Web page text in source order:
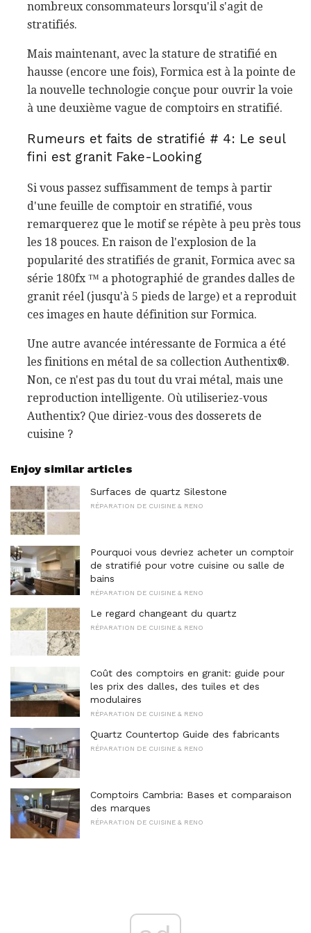
nombreux consommateurs lorsqu'il s'agit de
stratifiés.
Mais maintenant, avec la stature de stratifié en
hausse (encore une fois), Formica est à la pointe de
la nouvelle technologie conçue pour ouvrir la voie
à une deuxième vague de comptoirs en stratifié.
Rumeurs et faits de stratifié # 4: Le seul
fini est granit Fake-Looking
Si vous passez suffisamment de temps à partir
d'une feuille de comptoir en stratifié, vous
remarquerez que le motif se répète à peu près tous
les 18 pouces. En raison de l'explosion de la
popularité des stratifiés de granit, Formica avec sa
série 180fx ™ a photographié de grandes dalles de
granit réel (jusqu'à 5 pieds de large) et a reproduit
ces images en haute définition sur Formica.
Une autre avancée intéressante de Formica a été
les finitions en métal de sa collection Authentix®.
Non, ce n'est pas du tout du vrai métal, mais une
reproduction intelligente. Où utiliseriez-vous
Authentix? Que diriez-vous des dosserets de
cuisine ?
Enjoy similar articles
Surfaces de quartz Silestone
RÉPARATION DE CUISINE & RENO
Pourquoi vous devriez acheter un comptoir
de stratifié pour votre cuisine ou salle de
bains
RÉPARATION DE CUISINE & RENO
Le regard changeant du quartz
RÉPARATION DE CUISINE & RENO
Coût des comptoirs en granit: guide pour
les prix des dalles, des tuiles et des
modulaires
RÉPARATION DE CUISINE & RENO
Quartz Countertop Guide des fabricants
RÉPARATION DE CUISINE & RENO
Comptoirs Cambria: Bases et comparaison
des marques
RÉPARATION DE CUISINE & RENO